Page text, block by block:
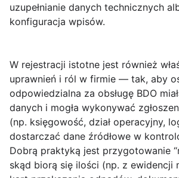
uzupełnianie danych technicznych
konfiguracja wpisów.
W rejestracji istotne jest również
uprawnień i ról w firmie — tak, aby
odpowiedzialna za obsługę BDO
danych i mogła wykonywać
(np. księgowość, dział operacyjny,
dostarczać dane źródłowe w
Dobrą praktyką jest przygotowanie
skąd biorą się ilości (np. z ewidencji